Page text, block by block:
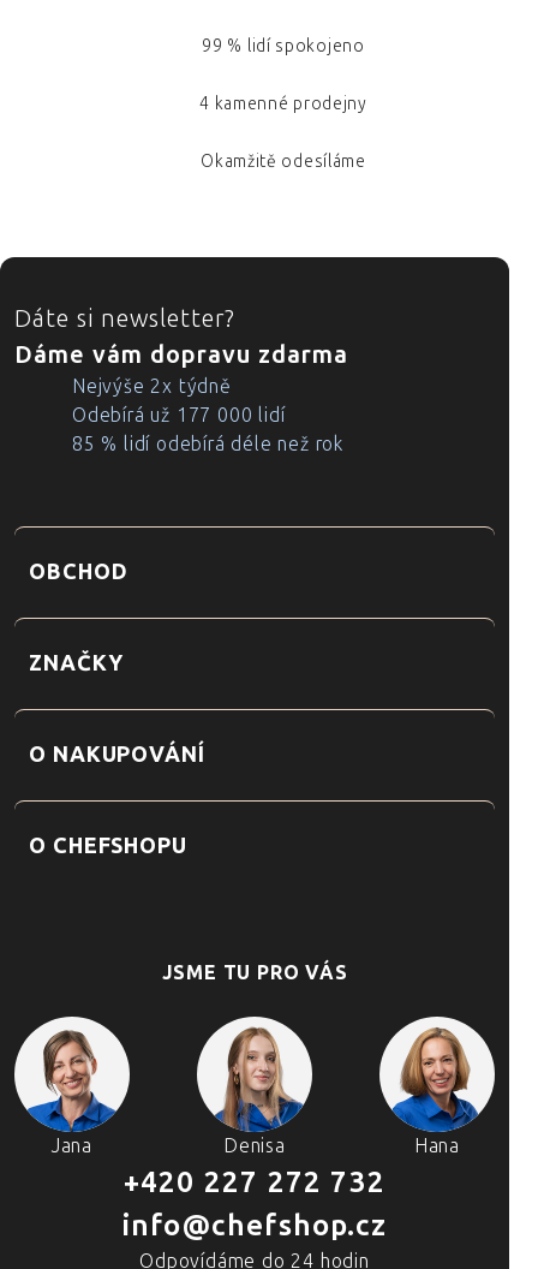
99 % lidí spokojeno
4 kamenné prodejny
Okamžitě odesíláme
ZÁPATÍ
Dáte si newsletter?
Dáme vám dopravu zdarma
Nejvýše 2x týdně
Odebírá už 177 000 lidí
85 % lidí odebírá déle než rok
OBCHOD
ZNAČKY
O NAKUPOVÁNÍ
O CHEFSHOPU
JSME TU PRO VÁS
Jana Denisa Hana
+420 227 272 732
info@chefshop.cz
Odpovídáme do 24 hodin